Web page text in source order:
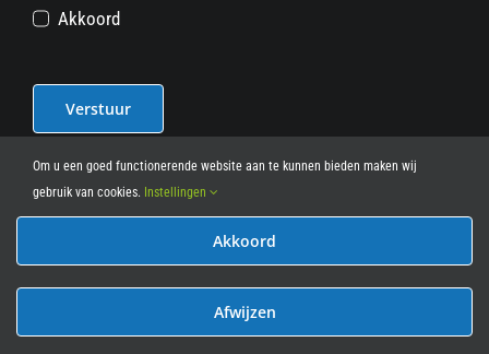
Akkoord
Verstuur
© 2012 - 2026• Leasy Bike • All Rights Reserved • powered
Om u een goed functionerende website aan te kunnen bieden maken wij
gebruik van cookies. Instellingen
Akkoord
Afwijzen